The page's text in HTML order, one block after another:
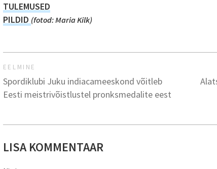
TULEMUSED
PILDID (fotod: Maria Kilk)
EELMINE
Spordiklubi Juku indiacameeskond võitleb
Eesti meistrivõistlustel pronksmedalite eest
LISA KOMMENTAAR